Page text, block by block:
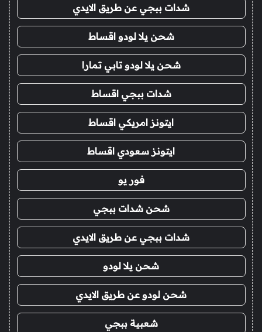
شدات ببجي عن طريق الايدي
شحن يلا لودو اقساط
شحن يلا لودو تابي تمارا
شدات ببجي اقساط
ايتونز امريكي اقساط
ايتونز سعودي اقساط
فور يو
شحن شدات ببجي
شدات ببجي عن طريق الايدي
شحن يلا لودو
شحن لودو عن طريق الايدي
شعبية ببجي